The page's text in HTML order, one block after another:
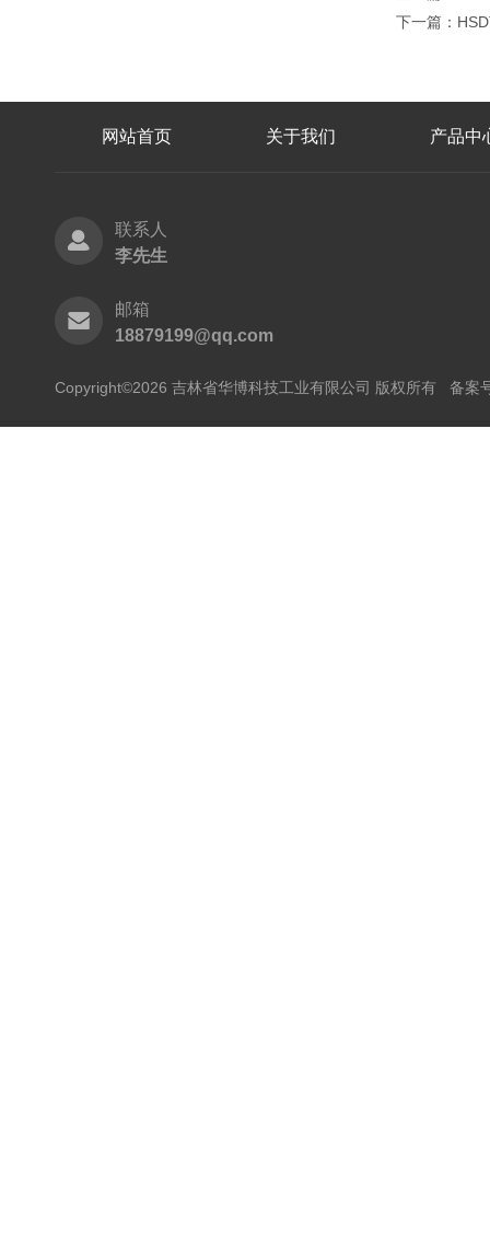
下一篇：
网站首页 关于我们 产品中
联系人
李先生
邮箱
18879199@qq.com
Copyright©2026 吉林省华博科技工业有限公司 版权所有 备案